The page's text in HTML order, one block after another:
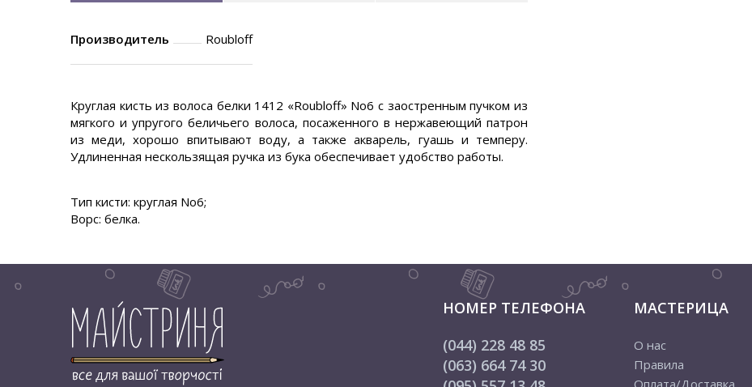
Производитель Roubloff
Круглая кисть из волоса белки 1412 «Roubloff» No6 с заостренным пучком из
мягкого и упругого беличьего волоса, посаженного в нержавеющий патрон
из меди, хорошо впитывают воду, а также акварель, гуашь и темперу.
Удлиненная нескользящая ручка из бука обеспечивает удобство работы.
Тип кисти: круглая No6;
Ворс: белка.
НОМЕР ТЕЛЕФОНА
(044) 228 48 85
(063) 664 74 30
МАСТЕРИЦА
О нас
Правила
Оплата/Доставка